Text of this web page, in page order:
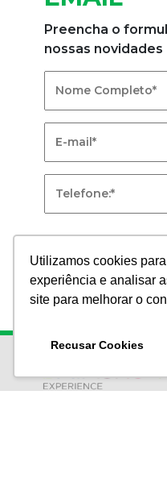
Utilizamos cookies
experiência e analisar
site para melhorar o
Recusar Cookies
RECEBA
EMAIL
Preencha o
nossas novidades